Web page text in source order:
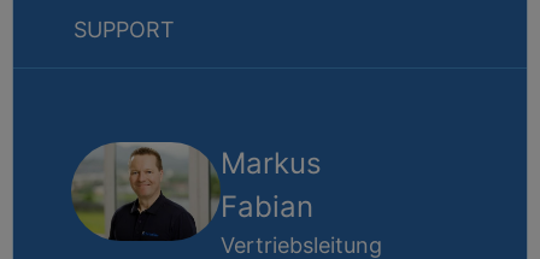
SUPPORT
Markus
Fabian
Vertriebsleitung